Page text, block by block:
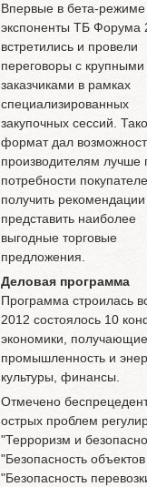
Впервые в бета-режиме
экспоненты ТБ Форума
встретились и провели
переговоры с крупными
заказчиками в рамках
специализированных
закупочных сессий.
формат дал
производителям лучше
потребности
получить рекомендации
представить наиболее
выгодные торговые
предложения.
Деловая программа
Программа строилась
2012 состоялось 10
экономики, получающие
промышленность и
культуры, финансы.
Отмечено
острых проблем
"Терроризм и
"Безопасность
"Безопасность